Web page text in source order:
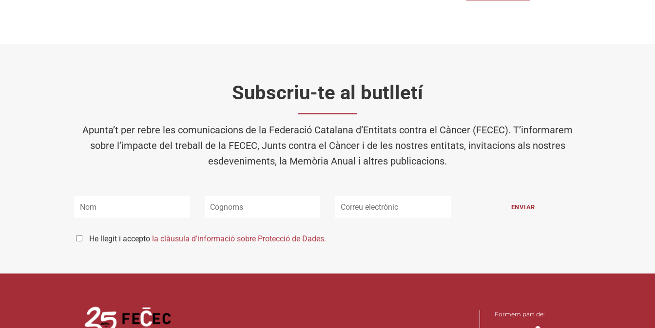
Subscriu-te al butlletí
Apunta’t per rebre les comunicacions de la Federació Catalana d’Entitats contra el Càncer (FECEC). T’informarem
sobre l’impacte del treball de la FECEC, Junts contra el Càncer i de les nostres entitats, invitacions als nostres
esdeveniments, la Memòria Anual i altres publicacions.
He llegit i accepto la clàusula d’informació sobre Protecció de Dades.
Formem part de: